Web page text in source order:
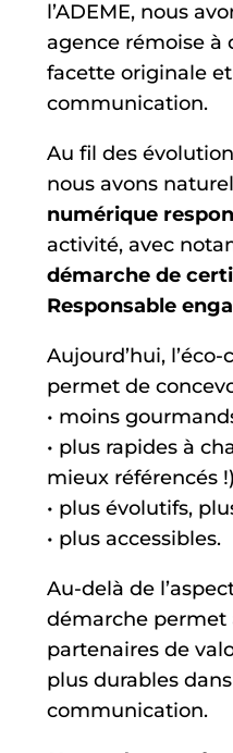
l’ADEME, nous
agence rémoise à
facette originale
communication.
Au fil des
nous avons
numérique
activité, avec
démarche de
Responsable
Aujourd’hui,
permet de
• moins
• plus rapides à
mieux référencés !)
• plus évolutifs,
• plus accessibles.
Au-delà de
démarche permet
partenaires de
plus durables
communication.